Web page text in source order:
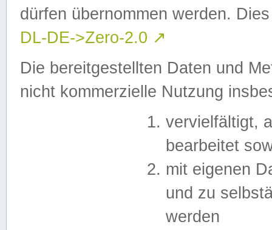
dürfen übernommen werden.
DL-DE->Zero-2.0 ↗
Die bereitgestellten Daten und
nicht kommerzielle Nutzung
vervielfältigt,
bearbeitet
mit eigenen
und zu
werden